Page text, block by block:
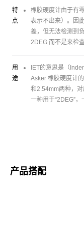
特
点
橡胶硬度计由于有
表示不出来）。因
差，但无法检测到
2DEG 而不是来检
用
途
IET的意思是（
Asker 橡胶硬度计
和2.54mm两种，对
一种用于“2DEG”，
产品搭配